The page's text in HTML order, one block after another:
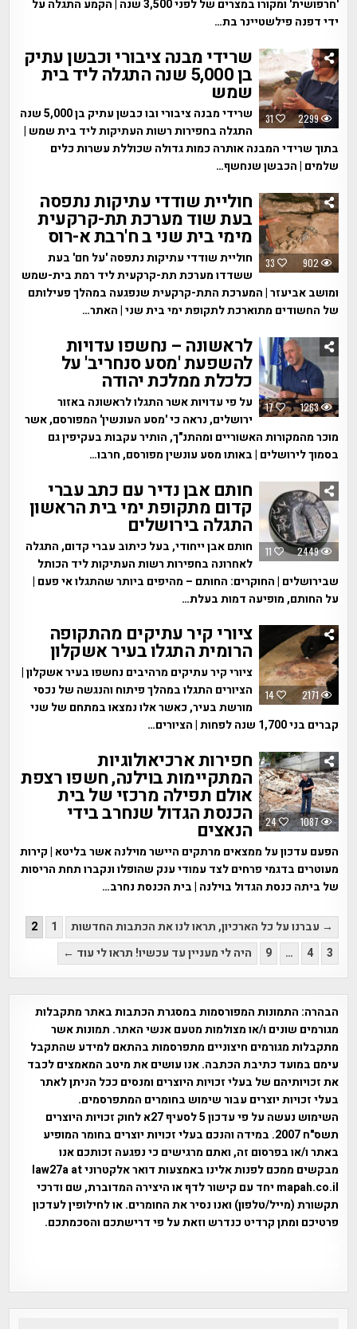
'חרפושית' ומקורו במצרים של לפני 3,500 שנה | הקמע התגלה על
ידי דפנה פילשטיינר בת…
31 2299
שרידי מבנה ציבורי וכבשן עתיק
בן 5,000 שנה התגלה ליד בית
שמש
שרידי מבנה ציבורי ובו כבשן עתיק בן 5,000 שנה
התגלה בחפירות רשות העתיקות ליד בית שמש |
בתוך שרידי המבנה אותרה כמות גדולה שכוללת עשרות כלים
שלמים | הכבשן שנחשף…
33 902
חוליית שודדי עתיקות נתפסה
בעת שוד מערכת תת-קרקעית
מימי בית שני ב ח'רבת א-רוס
חוליית שודדי עתיקות נתפסה 'על חם' בעת
ששדדו מערכת תת-קרקעית ליד רמת בית-שמש
ומושב אביעזר | המערכת התת-קרקעית שנפגעה במהלך פעילותם
של החשודים מתוארכת לתקופת ימי בית שני | האתר…
17 1263
לראשונה – נחשפו עדויות
להשפעת 'מסע סנחריב' על
כלכלת ממלכת יהודה
על פי עדויות אשר התגלו לראשונה באזור
ירושלים, נראה כי 'מסע העונשין' המפורסם, אשר
מוכר מהמקורות האשוריים ומהתנ"ך, הותיר עקבות בעקיפין גם
בסמוך לירושלים | באותו מסע עונשין מפורסם, חרבו…
11 2449
חותם אבן נדיר עם כתב עברי
קדום מתקופת ימי בית הראשון
התגלה בירושלים
חותם אבן ייחודי, בעל כיתוב עברי קדום, התגלה
לאחרונה בחפירות רשות העתיקות ליד הכותל
שבירושלים | החוקרים: החותם – מהיפים ביותר שהתגלו אי פעם |
על החותם, מופיעה דמות בעלת…
14 2171
ציורי קיר עתיקים מהתקופה
הרומית התגלו בעיר אשקלון
ציורי קיר עתיקים מרהיבים נחשפו בעיר אשקלון |
הציורים התגלו במהלך פיתוח והנגשה של נכסי
מורשת בעיר, כאשר אלו נמצאו במתחם של שני
קברים בני 1,700 שנה לפחות | הציורים…
24 1087
חפירות ארכיאולוגיות
המתקיימות בוילנה, חשפו רצפת
אולם תפילה מרכזי של בית
הכנסת הגדול שנחרב בידי
הנאצים
הפעם עדכון על ממצאים מרתקים היישר מוילנה אשר בליטא | קירות
מעוטרים בדגמי פרחים לצד עמודי ענק שהופלו ונקברו תחת הריסות
של ביתה כנסת הגדול בוילנה | בית הכנסת נחרב…
Posts
pagination
→ עברנו על כל הארכיון, תראו לנו את הכתבות החדשות 1
2
3
4
…
9 היה לי מעניין עד עכשיו! תראו לי עוד ←
הבהרה: התמונות המפורסמות במסגרת הכתבות באתר מתקבלות
מגורמים שונים ו/או מצולמות מטעם אנשי האתר. תמונות אשר
מתקבלות מגורמים חיצוניים מתפרסמות בהתאם למידע שהתקבל
עימם במועד כתיבת הכתבה. אנו עושים את מיטב המאמצים לכבד
את זכויותיהם של בעלי זכויות היוצרים ומנסים ככל הניתן לאתר
בעלי זכויות יוצרים עבור שימוש בחומרים המתפרסמים.
השימוש נעשה על פי עדכון 5 לסעיף 27א לחוק זכויות היוצרים
תשס"ח 2007. במידה והנכם בעלי זכויות יוצרים בחומר המופיע
באתר ו/או בפרסום זה, ואתם מרגישים כי נפגעה זכותכם אנו
מבקשים ממכם לפנות אלינו באמצעות דואר אלקטרוני law27a at
mapah.co.il יחד עם קישור לדף או היצירה המדוברת, שם ודרכי
תקשורת (מייל/טלפון) ואנו נסיר את החומרים. או לחילופין לעדכון
פרטיכם ומתן קרדיט כנדרש וזאת על פי דרישתכם והסכמתכם.